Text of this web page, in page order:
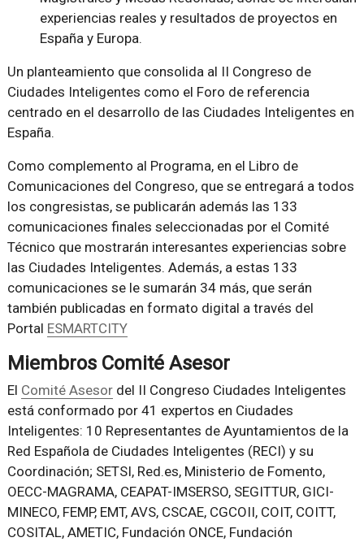
experiencias reales y resultados de proyectos en
España y Europa.
Un planteamiento que consolida al II Congreso de
Ciudades Inteligentes como el Foro de referencia
centrado en el desarrollo de las Ciudades Inteligentes en
España.
Como complemento al Programa, en el Libro de
Comunicaciones del Congreso, que se entregará a todos
los congresistas, se publicarán además las 133
comunicaciones finales seleccionadas por el Comité
Técnico que mostrarán interesantes experiencias sobre
las Ciudades Inteligentes. Además, a estas 133
comunicaciones se le sumarán 34 más, que serán
también publicadas en formato digital a través del
Portal ESMARTCITY
Miembros Comité Asesor
El Comité Asesordel II Congreso Ciudades Inteligentes
está conformado por 41 expertos en Ciudades
Inteligentes: 10 Representantes de Ayuntamientos de la
Red Española de Ciudades Inteligentes (RECI) y su
Coordinación; SETSI, Red.es, Ministerio de Fomento,
OECC-MAGRAMA, CEAPAT-IMSERSO, SEGITTUR, GICI-
MINECO, FEMP, EMT, AVS, CSCAE, CGCOII, COIT, COITT,
COSITAL, AMETIC, Fundación ONCE, Fundación